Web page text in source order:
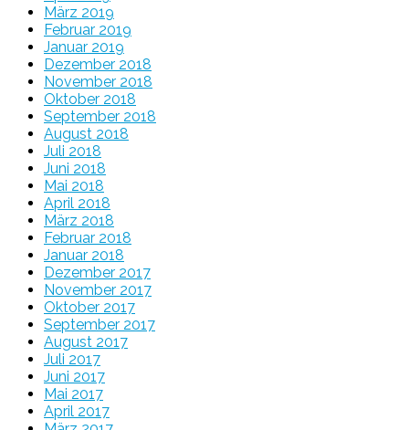
März 2019
Februar 2019
Januar 2019
Dezember 2018
November 2018
Oktober 2018
September 2018
August 2018
Juli 2018
Juni 2018
Mai 2018
April 2018
März 2018
Februar 2018
Januar 2018
Dezember 2017
November 2017
Oktober 2017
September 2017
August 2017
Juli 2017
Juni 2017
Mai 2017
April 2017